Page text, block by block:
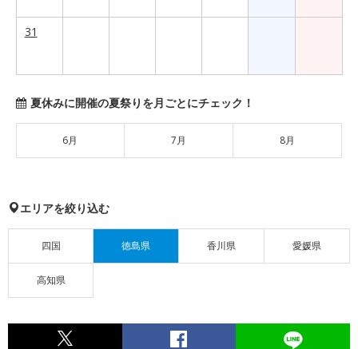
31
夏休みに開催の夏祭りを月ごとにチェック！
6月 7月 8月
エリアを絞り込む
四国 徳島県 香川県 愛媛県
高知県